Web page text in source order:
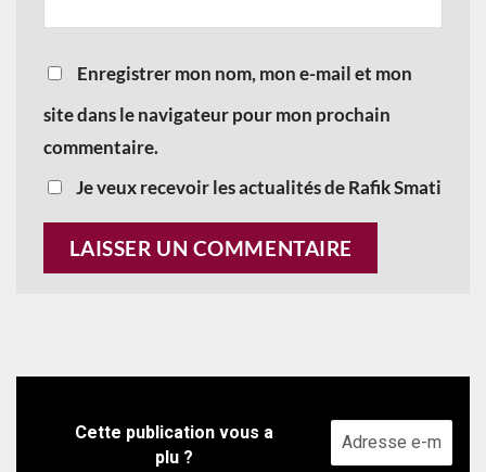
Enregistrer mon nom, mon e-mail et mon
site dans le navigateur pour mon prochain
commentaire.
Je veux recevoir les actualités de Rafik Smati
Cette publication vous a
plu ?